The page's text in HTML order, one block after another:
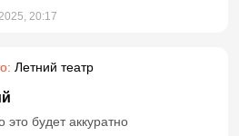
20:17
Летний театр
это будет аккуратно